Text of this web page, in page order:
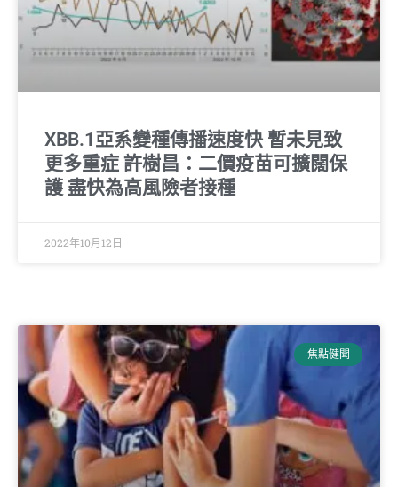
XBB.1亞系變種傳播速度快 暫未見致
更多重症 許樹昌：二價疫苗可擴闊保
護 盡快為高風險者接種
2022年10月12日
焦點健聞